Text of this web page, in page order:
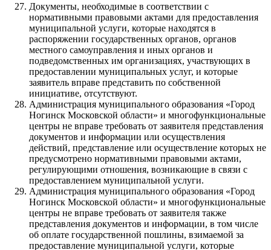
Документы, необходимые в соответствии с
нормативными правовыми актами для предоставления
муниципальной услуги, которые находятся в
распоряжении государственных органов, органов
местного самоуправления и иных органов и
подведомственных им организациях, участвующих в
предоставлении муниципальных услуг, и которые
заявитель вправе представить по собственной
инициативе, отсутствуют.
Администрация муниципального образования «Город
Ногинск Московской области» и многофункциональные
центры не вправе требовать от заявителя представления
документов и информации или осуществления
действий, представление или осуществление которых не
предусмотрено нормативными правовыми актами,
регулирующими отношения, возникающие в связи с
предоставлением муниципальной услуги.
Администрация муниципального образования «Город
Ногинск Московской области» и многофункциональные
центры не вправе требовать от заявителя также
представления документов и информации, в том числе
об оплате государственной пошлины, взимаемой за
предоставление муниципальной услуги, которые